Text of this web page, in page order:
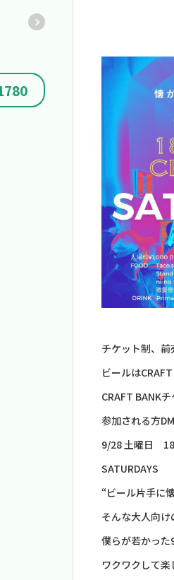
チケット制、前
ビールは
CRAFT BANK
参加される方
9/28 土曜日
SATURDAYS
“ビール片手に
そんな大人向け
僕らが若かっ
ワクワクして